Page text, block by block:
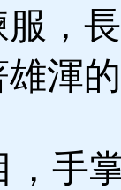
，
渾
手